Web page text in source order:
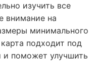
изучить все
внимание на
минимального
подходит под
и поможет улучшить